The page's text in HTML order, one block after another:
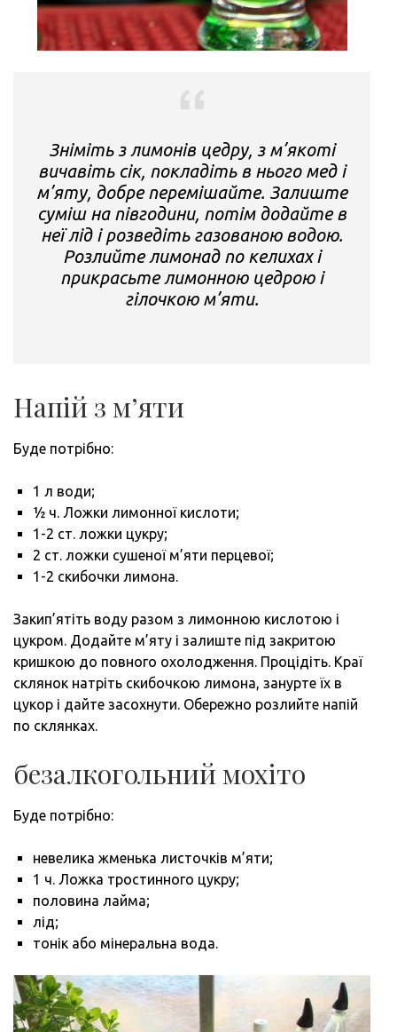
Зніміть з лимонів цедру, з м’якоті
вичавіть сік, покладіть в нього мед і
м’яту, добре перемішайте. Залиште
суміш на півгодини, потім додайте в
неї лід і розведіть газованою водою.
Розлийте лимонад по келихах і
прикрасьте лимонною цедрою і
гілочкою м’яти.
Напій з м’яти
Буде потрібно:
1 л води;
½ ч. Ложки лимонної кислоти;
1-2 ст. ложки цукру;
2 ст. ложки сушеної м’яти перцевої;
1-2 скибочки лимона.
Закип’ятіть воду разом з лимонною кислотою і
цукром. Додайте м’яту і залиште під закритою
кришкою до повного охолодження. Процідіть. Краї
склянок натріть скибочкою лимона, занурте їх в
цукор і дайте засохнути. Обережно розлийте напій
по склянках.
безалкогольний мохіто
Буде потрібно:
невелика жменька листочків м’яти;
1 ч. Ложка тростинного цукру;
половина лайма;
лід;
тонік або мінеральна вода.